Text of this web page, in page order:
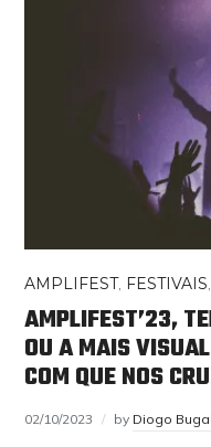
AMPLIFEST, FESTIVAIS,
AMPLIFEST’23,
OU A MAIS
COM QUE NOS
02/10/2023 by Diogo